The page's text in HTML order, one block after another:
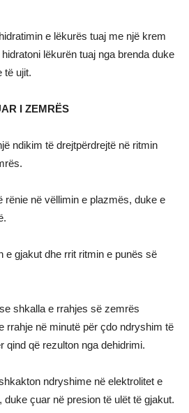
e lëkurës tuaj me një krem
lëkurën tuaj nga brenda duke
të ujit.
I ZEMRËS
ndikim të drejtpërdrejtë në ritmin
rënie në vëllimin e plazmës, duke e
e gjakut dhe rrit ritmin e punës së
shkalla e rrahjes së zemrës
rrahje në minutë për çdo ndryshim të
qind që rezulton nga dehidrimi.
ndryshime në elektrolitet e
duke çuar në presion të ulët të gjakut.